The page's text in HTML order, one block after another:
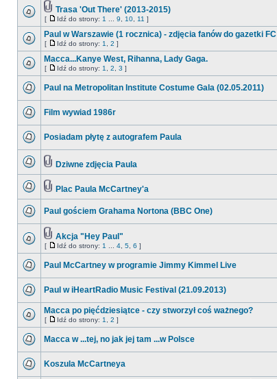
Trasa 'Out There' (2013-2015)
[ Idź do strony: 1 9 10 11 ]
Paul w Warszawie (1 rocznica) - zdjęcia fanów do gazetki FC
[ Idź do strony: 1 2 ]
Macca...Kanye West, Rihanna, Lady Gaga.
[ Idź do strony: 1 2 3 ]
Paul na Metropolitan Institute Costume Gala (02.05.2011)
Film wywiad 1986r
Posiadam płytę z autografem Paula
Dziwne zdjęcia Paula
Plac Paula McCartney'a
Paul gościem Grahama Nortona (BBC One)
Akcja "Hey Paul"
[ Idź do strony: 1 4 5 6 ]
Paul McCartney w programie Jimmy Kimmel Live
Paul w iHeartRadio Music Festival (21.09.2013)
Macca po pięćdziesiątce - czy stworzył coś ważnego?
[ Idź do strony: 1 2 ]
Macca w ...tej, no jak jej tam ...w Polsce
Koszula McCartneya